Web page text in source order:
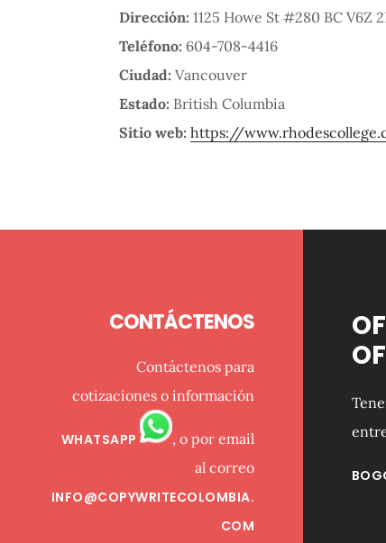
Dirección: 1125 Howe St #280 BC V6Z
Teléfono: 604-708-4416
Ciudad: Vancouver
Estado: British Columbia
Sitio web: https://
CONTÁCTENOS
Contáctenos para
cotizaciones o información
WHATSAPP
, o por email
al correo
INFO@COPYWRITECOLOMBIA.
COM